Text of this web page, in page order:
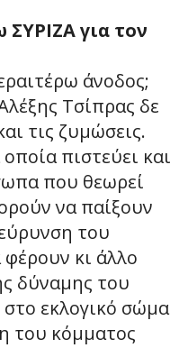
ΣΥΡΙΖΑ για τον
άνοδος;
Τσίπρας δε
τις ζυμώσεις.
πιστεύει και
που θεωρεί
να παίξουν
του
κι άλλο
δύναμης του
εκλογικό σώμα
του κόμματος